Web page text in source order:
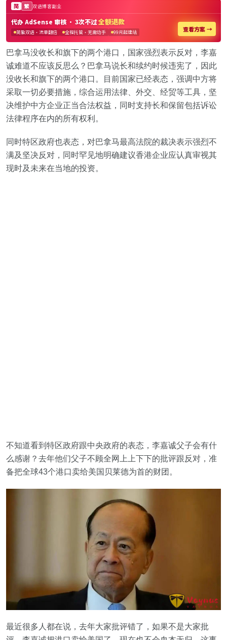
巴拿马没收长和旗下的两个港口，国家强烈表示反对，李嘉
诚难道不应该反思么？巴拿马说长和续约时候违宪了，因此
没收长和旗下的两个港口。目前国家已经表态，强调中方将
采取一切必要措施，综合运用法律、外交、经贸等工具，坚
决维护中方企业正当合法权益，同时支持长和保留包括诉讼
法律程序在内的所有权利。
同时特区政府也表态，对巴拿马最高法院的裁决表示强烈不
满及坚决反对，同时罕见地明确建议香港企业应认真审视其
现时及未来在当地的投资。
不知道看到特区政府跟中央政府的表态，李嘉诚父子会有什
么感谢？去年他们父子不顾全网上上下下的批评跟反对，准
备把全球43个港口卖给美国贝莱德为首的财团。
最近很多人都在说，去年大家批评错了，如果不是大家批